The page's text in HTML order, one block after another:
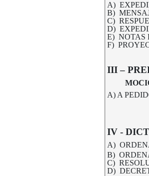
A)
B)
C)
D)
E) NOTAS
F)
III –
A) A
IV -
A)
B)
C)
D)